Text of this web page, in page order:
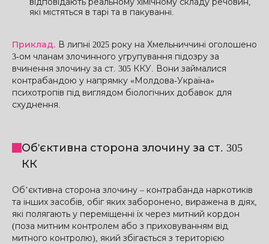
відповідають реальному хімічному складу речовин,
які містяться в тарі та в пакуванні.
Приклад. В липні 2025 року на Хмельниччині оголошено
3-ом чланам злочинного угрупування підозру за
вчинення злочину за ст. 305 ККУ. Вони займалися
контрабандою у напрямку «Молдова-Україна»
психотропів під виглядом біологічних добавок для
схуднення.
Об'єктивна сторона злочину за ст. 305
КК
Об’єктивна сторона злочину – контрабанда наркотиків
та інших засобів, обіг яких заборонено, виражена в діях,
які полягають у переміщенні їх через митний кордон
(поза митним контролем або з приховуванням від
митного контролю), який збігається з територією